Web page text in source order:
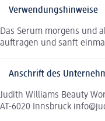
Verwendungshinweise
Das Serum morgens und
auftragen und sanft
Anschrift des
Judith Williams Beauty
AT-6020 Innsbruck